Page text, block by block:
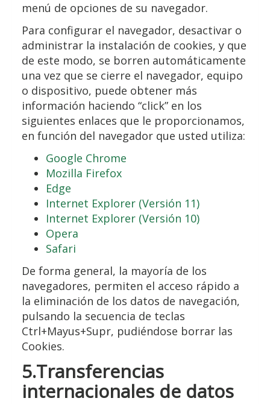
menú de opciones de su navegador.
Para configurar el navegador, desactivar o
administrar la instalación de cookies, y que
de este modo, se borren automáticamente
una vez que se cierre el navegador, equipo
o dispositivo, puede obtener más
información haciendo “click” en los
siguientes enlaces que le proporcionamos,
en función del navegador que usted utiliza:
Google Chrome
Mozilla Firefox
Edge
Internet Explorer (Versión 11)
Internet Explorer (Versión 10)
Opera
Safari
De forma general, la mayoría de los
navegadores, permiten el acceso rápido a
la eliminación de los datos de navegación,
pulsando la secuencia de teclas
Ctrl+Mayus+Supr, pudiéndose borrar las
Cookies.
5.Transferencias
internacionales de datos